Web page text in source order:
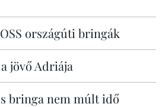
országúti bringák
jövő Adriája
bringa nem múlt idő